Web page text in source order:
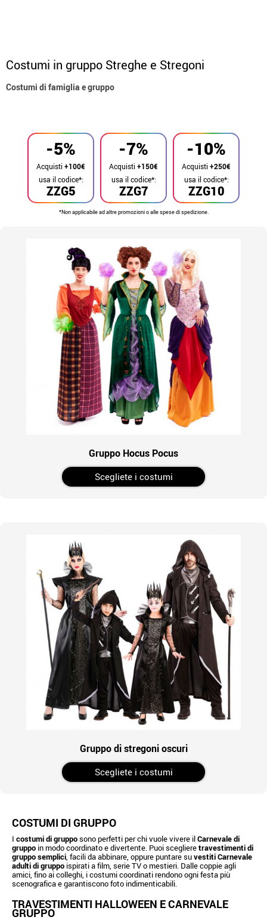
Costumi in gruppo Streghe e Stregoni
Costumi di famiglia e gruppo
-5%
Acquisti+100€
ZZG5
usa il codice*:
-7%
Acquisti+150€
ZZG7
usa il codice*:
-10%
Acquisti+250€
ZZG10
usa il codice*:
*Non applicabile ad altre promozioni o alle spese di spedizione.
Gruppo Hocus Pocus
Scegliete i costumi
Gruppo di stregoni oscuri
Scegliete i costumi
COSTUMI DI GRUPPO
I costumi di grupposono perfetti per chi vuole vivere ilCarnevale di
gruppo in modo coordinato e divertente. Puoi sceglieretravestimenti di
gruppo semplici, facili da abbinare, oppure puntare suvestiti Carnevale
adulti di gruppo ispirati a film, serie TV o mestieri. Dalle coppie agli
amici, fino ai colleghi, i costumi coordinati rendono ogni festa più
scenografica e garantiscono foto indimenticabili.
TRAVESTIMENTI HALLOWEEN E CARNEVALE
GRUPPO